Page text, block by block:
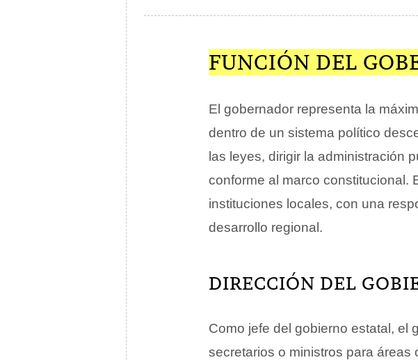
FUNCIÓN DEL
El gobernador representa la
dentro de un sistema político
las leyes, dirigir la administración
conforme al marco constitucional.
instituciones locales, con una
desarrollo regional.
DIRECCIÓN DEL
Como jefe del gobierno estatal, el
secretarios o ministros para